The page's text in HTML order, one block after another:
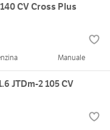
CV Cross Plus
Manuale
JTDm-2 105 CV